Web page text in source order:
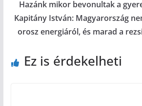
Hazánk mikor bevonultak a
Kapitány István: Magyarország
orosz energiáról, és marad a
Ez is érdekelheti